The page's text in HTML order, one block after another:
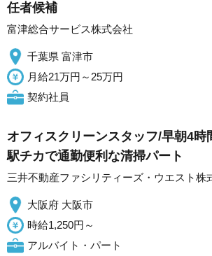
任者候補
富津総合サービス株式会社
千葉県 富津市
月給21万円～25万円
契約社員
オフィスクリーンスタッフ/早朝4時
駅チカで通勤便利な清掃パート
三井不動産ファシリティーズ・ウエスト株
大阪府 大阪市
時給1,250円～
アルバイト・パート